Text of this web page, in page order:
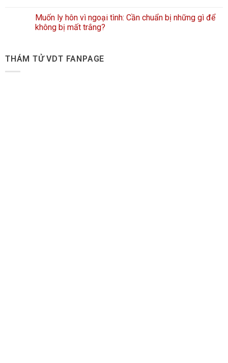
Muốn ly hôn vì ngoại tình: Cần chuẩn bị những gì để
không bị mất trắng?
THÁM TỬ VDT FANPAGE